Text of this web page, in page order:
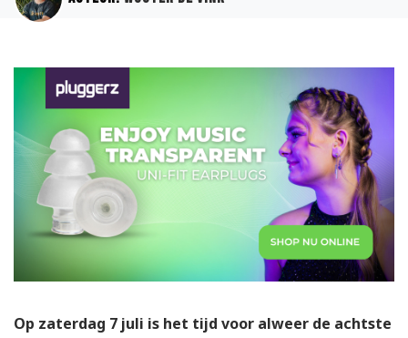
Op zaterdag 7 juli is het tijd voor alweer de achtste